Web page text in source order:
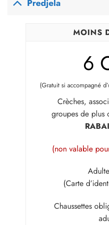
Predjela
MOINS
6
(Gratuit si accompagné
Crèches,
groupes de plus
(non valable
(Carte
Chaussettes